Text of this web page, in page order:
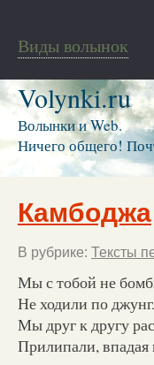
Виды волынок
Volynki.ru
Волынки и Web.
Ничего общего!
Камбоджа
В рубрике: Тексты
Мы с тобой не
Не ходили по
Мы друг к другу
Прилипали, впадая